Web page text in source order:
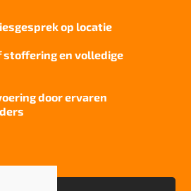
op locatie
stoffering en volledige
door ervaren